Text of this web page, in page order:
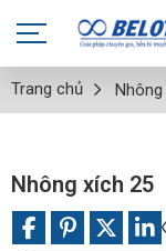
Trang chủ Nhông
Nhông xích 25